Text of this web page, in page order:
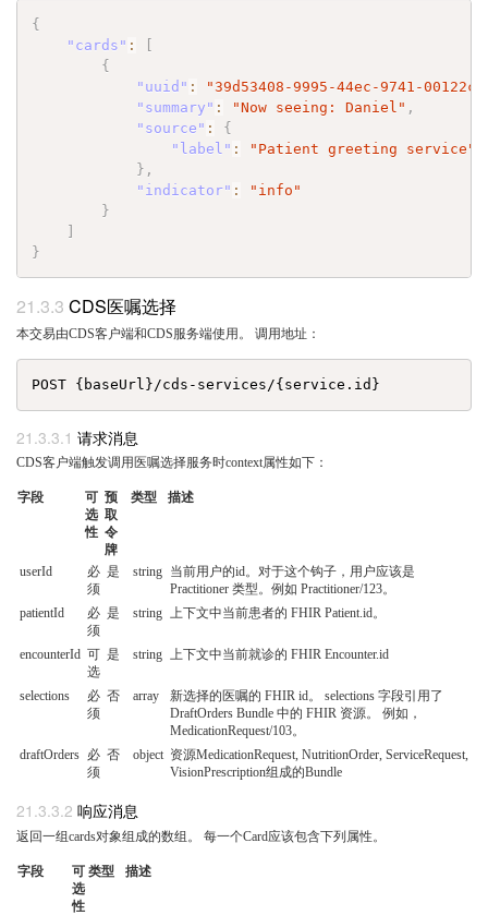
{
"cards" :
{
"uuid" :
"39d53408-9995-44ec-9741-
"summary" : "Now seeing: Daniel" ,
"source" :
{
"label" :
"Patient greeting service"
} ,
"indicator" :
"info"
}
}
CDS医嘱选择
本交易由CDS客户端和CDS服务端使用。 调用地址：
请求消息
CDS客户端触发调用医嘱选择服务时context属性如下：
字段
可
选
性
预
取
令
牌
类型 描述
userId
必
须
是 string 当前用户的id。对于这个钩子，用户应该是
Practitioner 类型。例如 Practitioner/123。
patientId
必
须
是 string 上下文中当前患者的 FHIR Patient.id。
encounterId 可
选
是 string 上下文中当前就诊的 FHIR Encounter.id
selections
必
须
否 array
新选择的医嘱的 FHIR id。 selections 字段引用了
DraftOrders Bundle 中的 FHIR 资源。 例如，
MedicationRequest/103。
draftOrders 必
须
否 object 资源MedicationRequest, NutritionOrder, ServiceRequest,
VisionPrescription组成的Bundle
响应消息
返回一组cards对象组成的数组。 每一个Card应该包含下列属性。
字段
可
选
性
类型 描述